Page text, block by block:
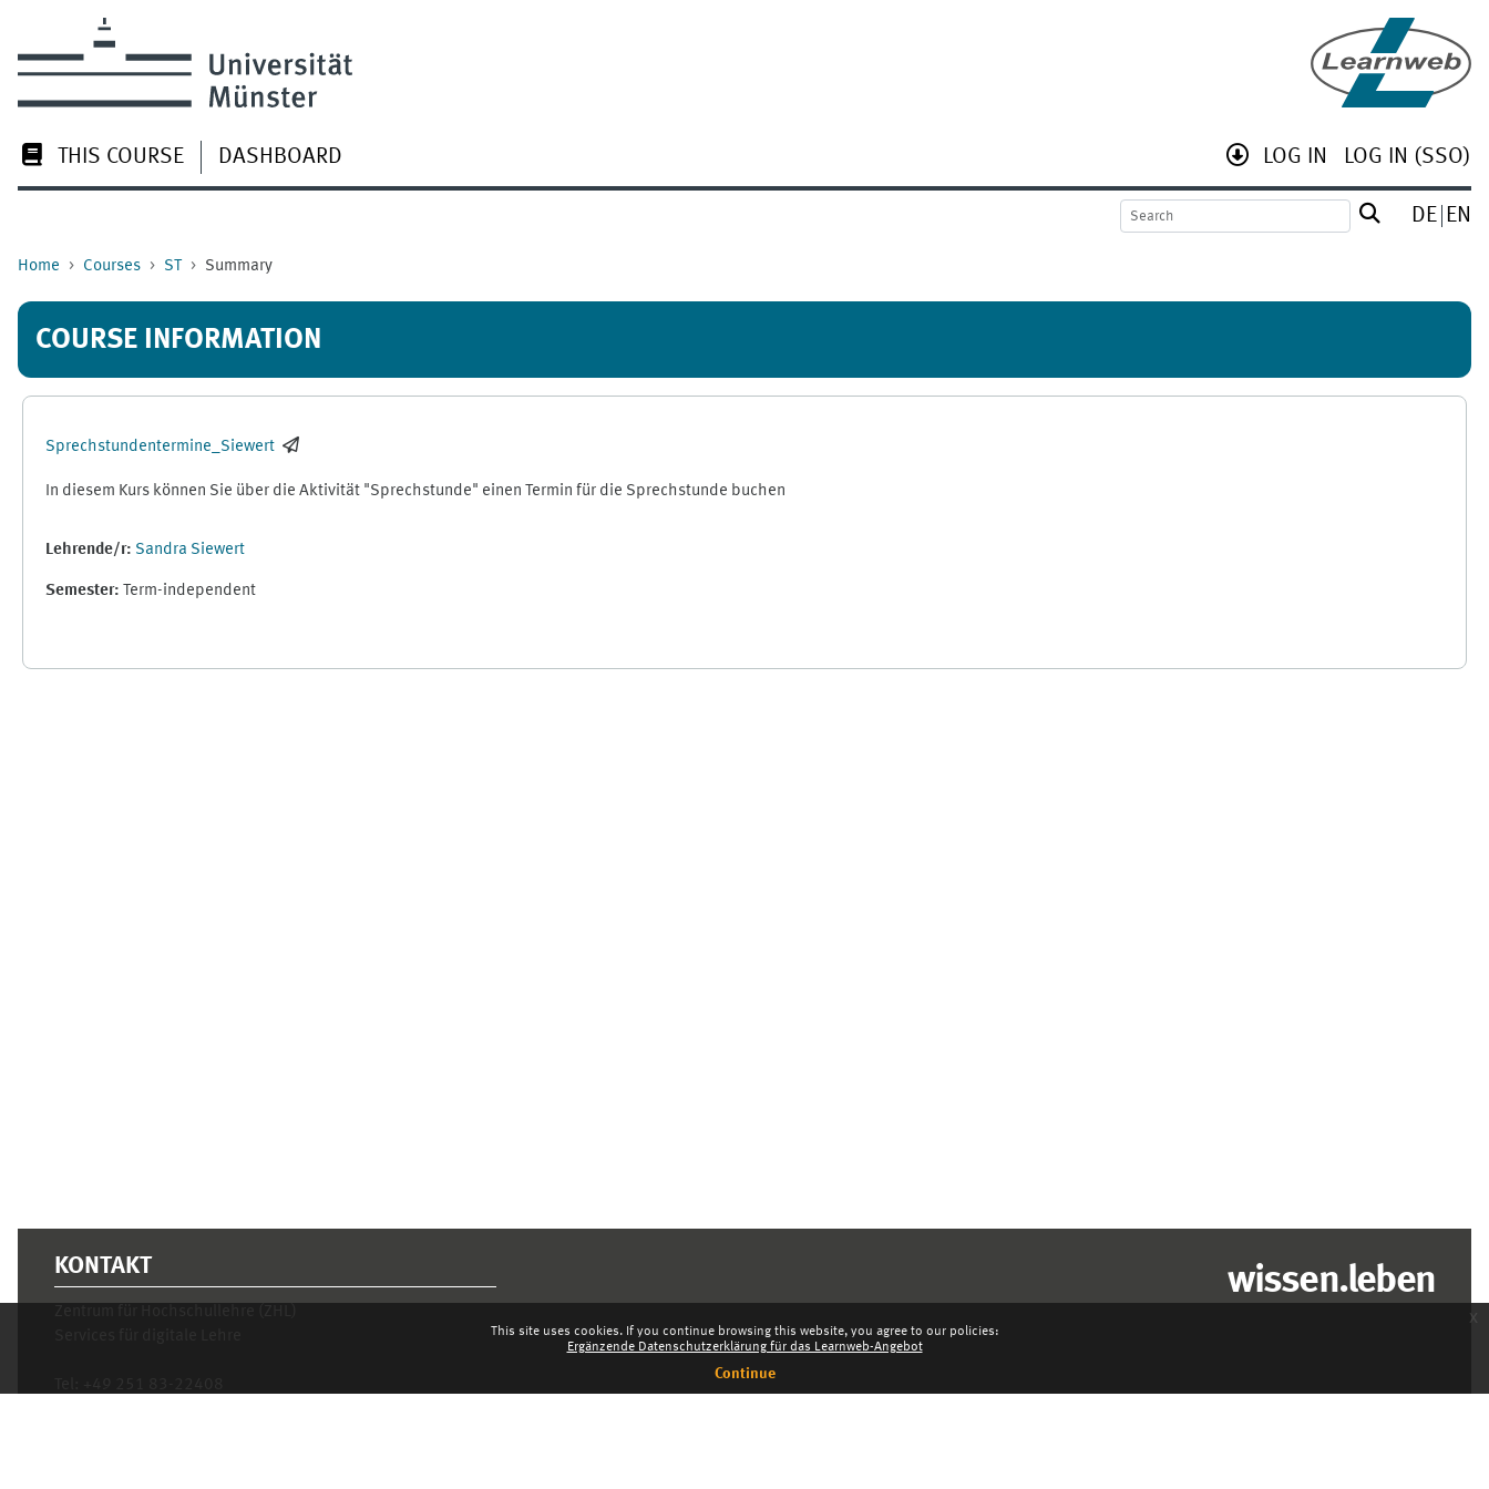
This site uses cookies. If you continue browsing this website, you agree to our policies:
Ergänzende Datenschutzerklärung für das Learnweb-Angebot
Continue
x
THIS COURSE DASHBOARD LOG IN LOG IN (SSO)
DE EN
Home Courses ST Summary
COURSE INFORMATION
Sprechstundentermine_Siewert
In diesem Kurs können Sie über die Aktivität "Sprechstunde" einen Termin für die Sprechstunde buchen
Lehrende/r: Sandra Siewert
Semester: Term-independent
KONTAKT wissen.leben